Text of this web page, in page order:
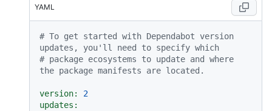
YAML
# To get started with Dependabot version
updates, you'll need to specify which
# package ecosystems to update and where
the package manifests are located.
version:
2
updates: